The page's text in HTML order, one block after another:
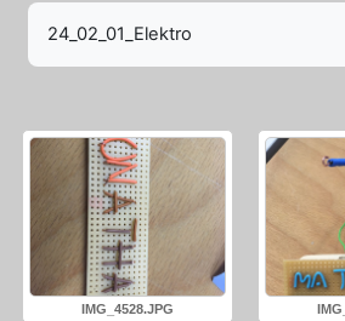
24_02_01_Elektro
IMG_4528.JPG